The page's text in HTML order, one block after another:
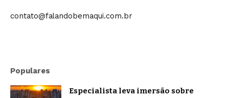
contato@falandobemaqui.com.br
Populares
Especialista leva imersão sobre